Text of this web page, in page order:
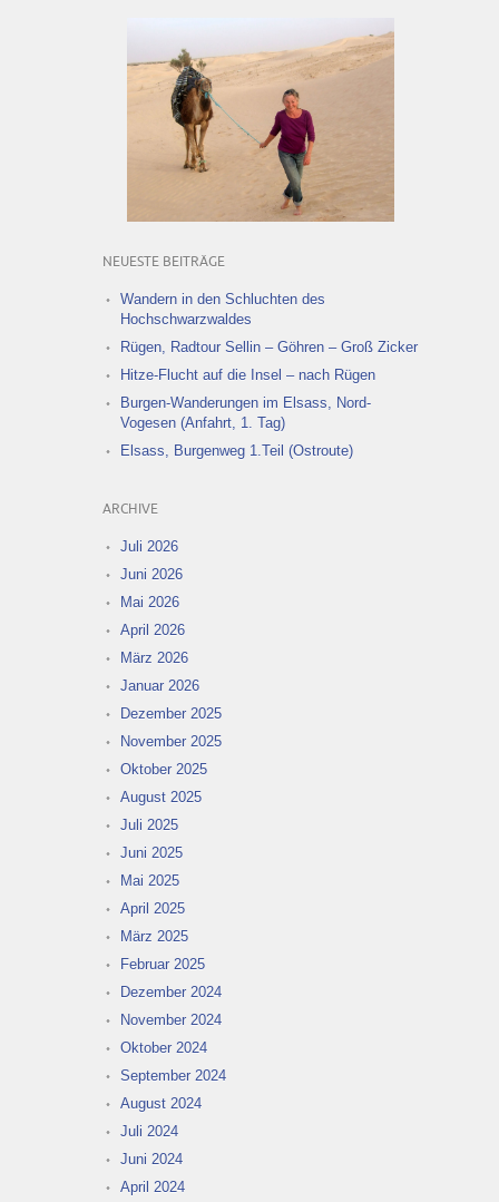
NEUESTE BEITRÄGE
Wandern in den Schluchten des
Hochschwarzwaldes
Rügen, Radtour Sellin – Göhren – Groß Zicker
Hitze-Flucht auf die Insel – nach Rügen
Burgen-Wanderungen im Elsass, Nord-
Vogesen (Anfahrt, 1. Tag)
Elsass, Burgenweg 1.Teil (Ostroute)
ARCHIVE
Juli 2026
Juni 2026
Mai 2026
April 2026
März 2026
Januar 2026
Dezember 2025
November 2025
Oktober 2025
August 2025
Juli 2025
Juni 2025
Mai 2025
April 2025
März 2025
Februar 2025
Dezember 2024
November 2024
Oktober 2024
September 2024
August 2024
Juli 2024
Juni 2024
April 2024